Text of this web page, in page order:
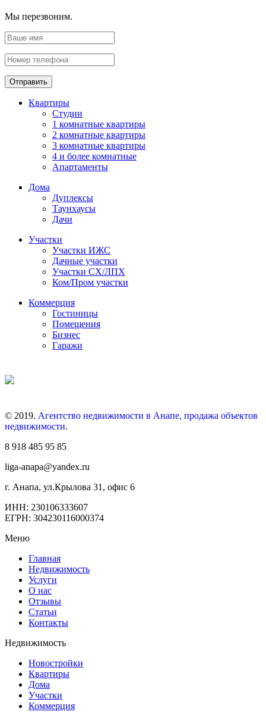
Мы перезвоним.
Отправить
Квартиры
Студии
1 комнатные квартиры
2 комнатные квартиры
3 комнатные квартиры
4 и более комнатные
Апартаменты
Дома
Дуплексы
Таунхаусы
Дачи
Участки
Участки ИЖС
Дачные участки
Участки СХ/ЛПХ
Ком/Пром участки
Коммерция
Гостиницы
Помещения
Бизнес
Гаражи
© 2019. Агентство недвижимости в Анапе, продажа объектов
недвижимости.
8 918 485 95 85
liga-anapa@yandex.ru
г. Анапа, ул.Крылова 31, офис 6
ИНН: 230106333607
ЕГРН: 304230116000374
Меню
Главная
Недвижимость
Услуги
О нас
Отзывы
Статьи
Контакты
Недвижимость
Новостройки
Квартиры
Дома
Участки
Коммерция